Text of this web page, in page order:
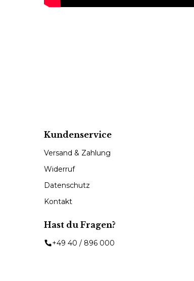
Kundenservice
Versand & Zahlung
Widerruf
Datenschutz
Kontakt
Hast du Fragen?
+49 40 / 896 000